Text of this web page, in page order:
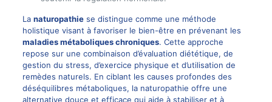
La naturopathiese distingue comme une méthode
holistique visant à favoriser le bien-être en prévenant les
maladies métaboliques chroniques. Cette approche
repose sur une combinaison d’évaluation diététique, de
gestion du stress, d’exercice physique et d’utilisation de
remèdes naturels. En ciblant les causes profondes des
déséquilibres métaboliques, la naturopathie offre une
alternative douce et efficace qui aide à stabiliser et à